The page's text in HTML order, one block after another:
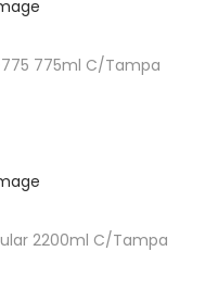
775ml C/Tampa
2200ml C/Tampa